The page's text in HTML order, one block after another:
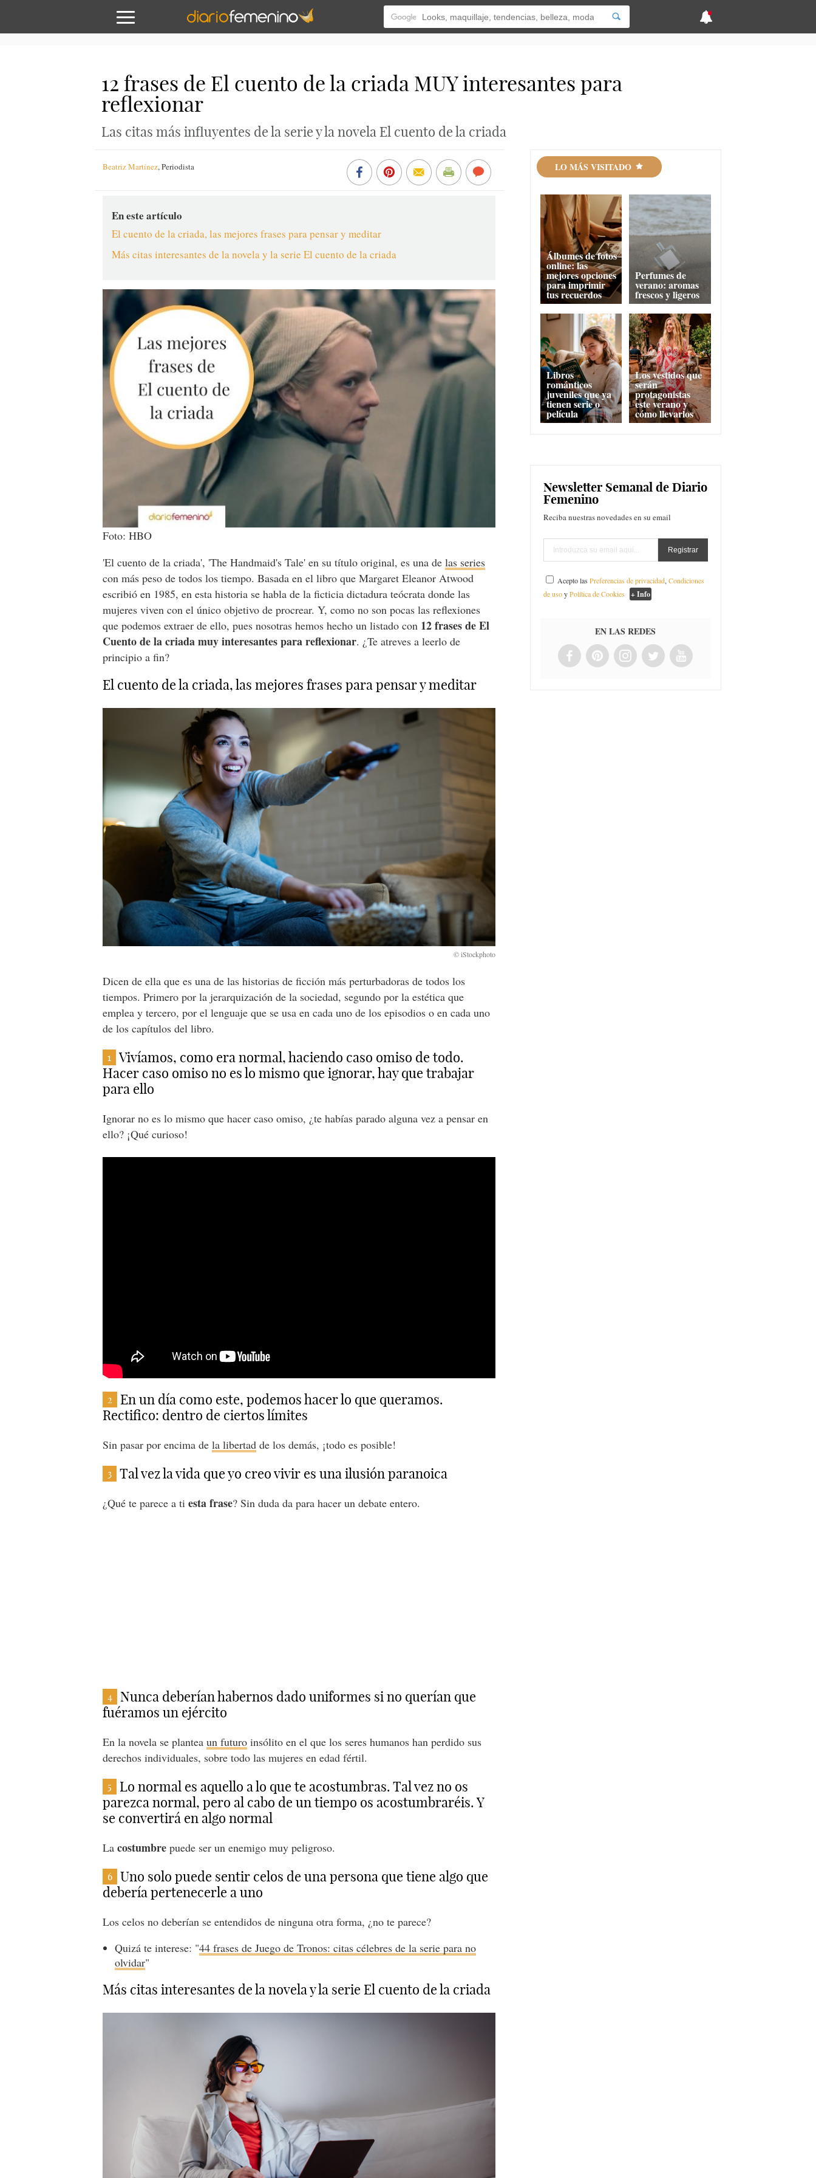
12 frases de El cuento de la criada MUY interesantes para
reflexionar
Las citas más influyentes de la serie y la novela El cuento de la criada
Beatriz Martínez,Periodista
En este artículo
El cuento de la criada, las mejores frases para pensar y meditar
Más citas interesantes de la novela y la serie El cuento de la criada
Foto: HBO
'El cuento de la criada', 'The Handmaid's Tale' en su título original, es una delas series
con más peso de todos los tiempo. Basada en el libro que Margaret Eleanor Atwood
escribió en 1985, en esta historia se habla de la ficticia dictadura teócrata donde las
mujeres viven con el único objetivo de procrear. Y, como no son pocas las reflexiones
que podemos extraer de ello, pues nosotras hemos hecho un listado con 12 frases de El
Cuento de la criada muy interesantes para reflexionar. ¿Te atreves a leerlo de
principio a fin?
El cuento de la criada, las mejores frases para pensar y meditar
Dicen de ella que es una de las historias de ficción más perturbadoras de todos los
tiempos. Primero por la jerarquización de la sociedad, segundo por la estética que
emplea y tercero, por el lenguaje que se usa en cada uno de los episodios o en cada uno
de los capítulos del libro.
1
Vivíamos, como era normal, haciendo caso omiso de todo.
Hacer caso omiso no es lo mismo que ignorar, hay que trabajar
para ello
Ignorar no es lo mismo que hacer caso omiso, ¿te habías parado alguna vez a pensar en
ello? ¡Qué curioso!
2
En un día como este, podemos hacer lo que queramos.
Rectifico: dentro de ciertos límites
Sin pasar por encima dela libertad de los demás, ¡todo es posible!
3 Tal vez la vida que yo creo vivir es una ilusión paranoica
¿Qué te parece a tiesta frase? Sin duda da para hacer un debate entero.
4
Nunca deberían habernos dado uniformes si no querían que
fuéramos un ejército
En la novela se planteaun futuro insólito en el que los seres humanos han perdido sus
derechos individuales, sobre todo las mujeres en edad fértil.
5
Lo normal es aquello a lo que te acostumbras. Tal vez no os
parezca normal, pero al cabo de un tiempo os acostumbraréis. Y
se convertirá en algo normal
Lacostumbre puede ser un enemigo muy peligroso.
6
Uno solo puede sentir celos de una persona que tiene algo que
debería pertenecerle a uno
Los celos no deberían se entendidos de ninguna otra forma, ¿no te parece?
Quizá te interese: "44 frases de Juego de Tronos: citas célebres de la serie para no
olvidar"
Más citas interesantes de la novela y la serie El cuento de la criada
LO MÁS VISITADO
Álbumes de fotos
online: las
mejores opciones
para imprimir
tus recuerdos
Perfumes de
verano: aromas
frescos y ligeros
Libros
románticos
juveniles que ya
tienen serie o
película
Los vestidos que
serán
protagonistas
este verano y
cómo llevarlos
Newsletter Semanal de Diario
Femenino
Reciba nuestras novedades en su email
Acepto lasPreferencias de privacidad,Condiciones
de usoyPolítica de Cookies + Info
EN LAS REDES